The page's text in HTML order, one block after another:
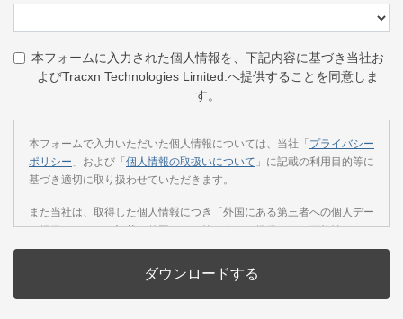
本フォームに入力された個人情報を、下記内容に基づき当社お
よびTracxn Technologies Limited.へ提供することを同意しま
す。
本フォームで入力いただいた個人情報については、当社「 プライバシー
ポリシー 」および「 個人情報の取扱いについて 」に記載の利用目的等に
基づき適切に取り扱わせていただきます。
また当社は、取得した個人情報につき「外国にある第三者への個人デー
タ提供について」記載の外国にある第三者への提供を行う可能性があり
ます。当該第三者への提供についてご同意いただける場合は、上記チェ
ックボックスをクリックしてください。同意いただけない場合は、外国
にある第三者への提供は行いません。